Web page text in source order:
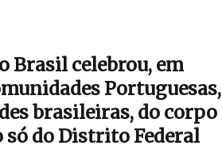
Brasil celebrou, em
Portuguesas,
brasileiras, do corpo
do Distrito Federal